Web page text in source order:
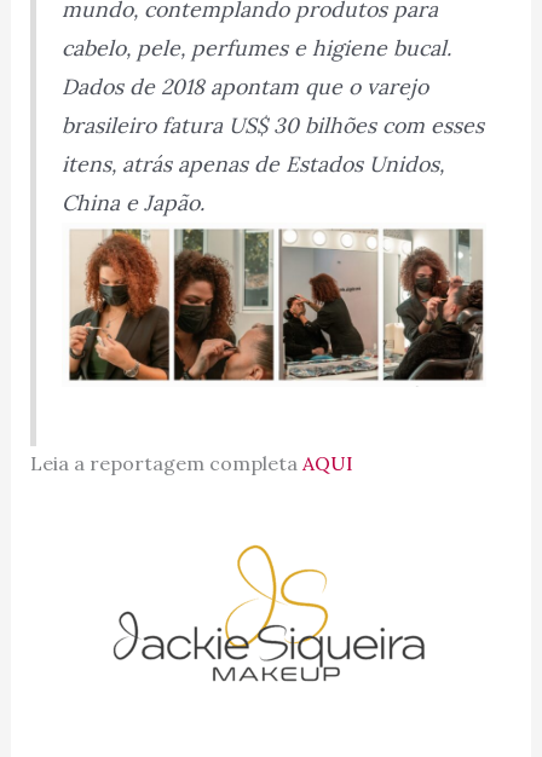
mundo, contemplando produtos para
cabelo, pele, perfumes e higiene bucal.
Dados de 2018 apontam que o varejo
brasileiro fatura US$ 30 bilhões com esses
itens, atrás apenas de Estados Unidos,
China e Japão.
Leia a reportagem completa AQUI